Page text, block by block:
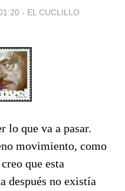
- EL CUCLILLO
lo que va a pasar.
movimiento, como
que esta
después no existía